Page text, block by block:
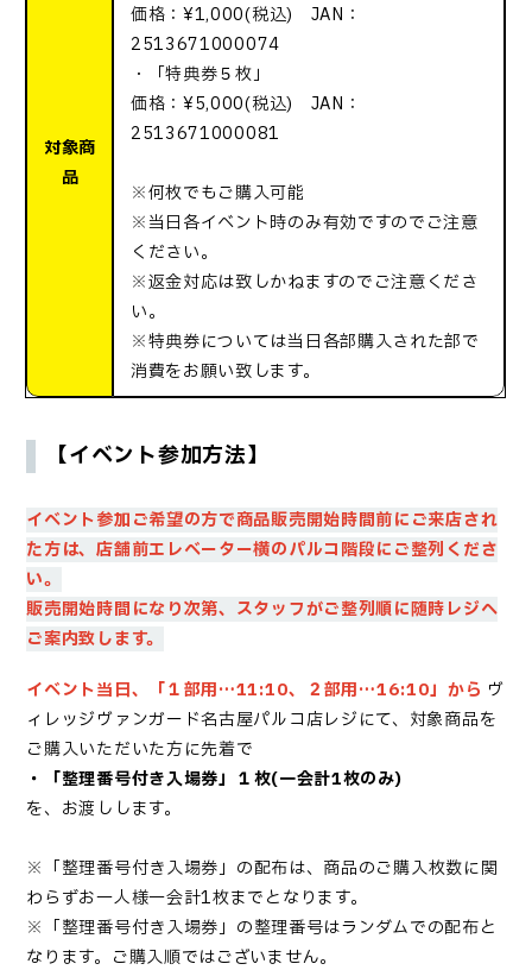
対象商
品
価格：¥1,000(税込) JAN：
2513671000074
・「特典券５枚」
価格：¥5,000(税込) JAN：
2513671000081
※何枚でもご購入可能
※当日各イベント時のみ有効ですのでご注意
ください。
※返金対応は致しかねますのでご注意くださ
い。
※特典券については当日各部購入された部で
消費をお願い致します。
【イベント参加方法】
イベント参加ご希望の方で商品販売開始時間前にご来店され
た方は、店舗前エレベーター横のパルコ階段にご整列くださ
い。
販売開始時間になり次第、スタッフがご整列順に随時レジへ
ご案内致します。
イベント当日、「１部用…11:10、２部用…16:10」から ヴ
ィレッジヴァンガード名古屋パルコ店レジにて、対象商品を
ご購入いただいた方に先着で
・「整理番号付き入場券」１枚(一会計1枚のみ)
を、お渡しします。
※「整理番号付き入場券」の配布は、商品のご購入枚数に関
わらずお一人様一会計1枚までとなります。
※「整理番号付き入場券」の整理番号はランダムでの配布と
なります。ご購入順ではございません。